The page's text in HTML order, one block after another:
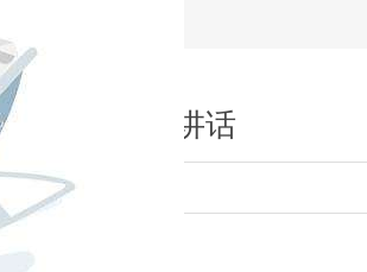
明天
大会上的讲话
03-20 浏览 次